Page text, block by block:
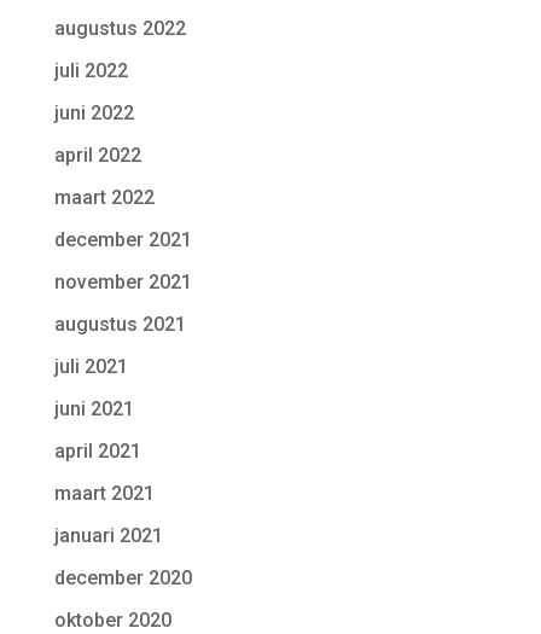
augustus 2022
juli 2022
juni 2022
april 2022
maart 2022
december 2021
november 2021
augustus 2021
juli 2021
juni 2021
april 2021
maart 2021
januari 2021
december 2020
oktober 2020